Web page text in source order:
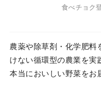
食べチョク
農薬や除草剤・化学肥料
けない循環型の農業を実
本当においしい野菜をお